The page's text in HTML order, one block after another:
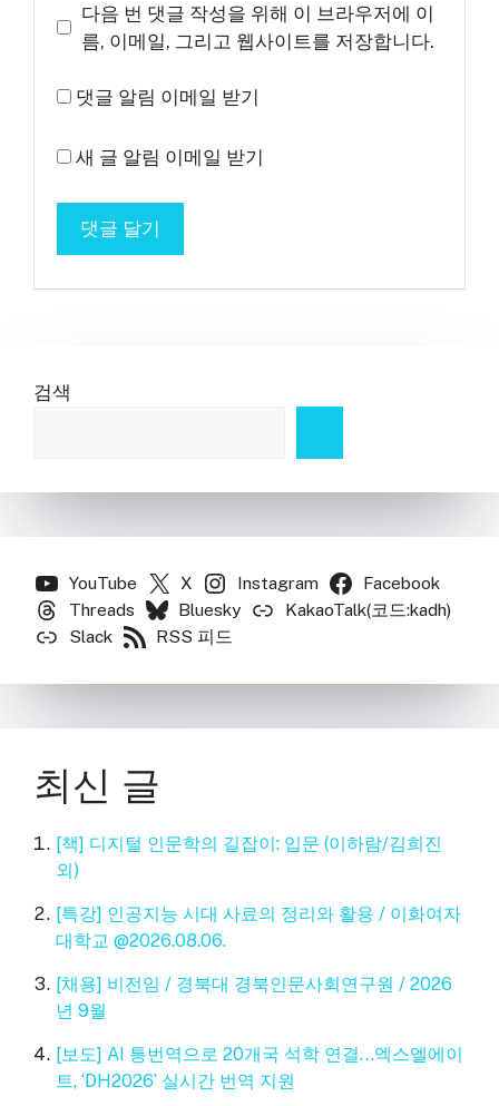
트
다음 번 댓글 작성을 위해 이 브라우저에 이
름, 이메일, 그리고 웹사이트를 저장합니다.
댓글 알림 이메일 받기
새 글 알림 이메일 받기
검색
YouTube X Instagram
Facebook
Threads
Bluesky
KakaoTalk(코드:kadh)
Slack
RSS 피드
최신 글
[책] 디지털 인문학의 길잡이: 입문 (이하람/김희진
외)
[특강] 인공지능 시대 사료의 정리와 활용 / 이화여자
대학교 @2026.08.06.
[채용] 비전임 / 경북대 경북인문사회연구원 / 2026
년 9월
[보도] AI 통번역으로 20개국 석학 연결…엑스엘에이
트, ‘DH2026’ 실시간 번역 지원